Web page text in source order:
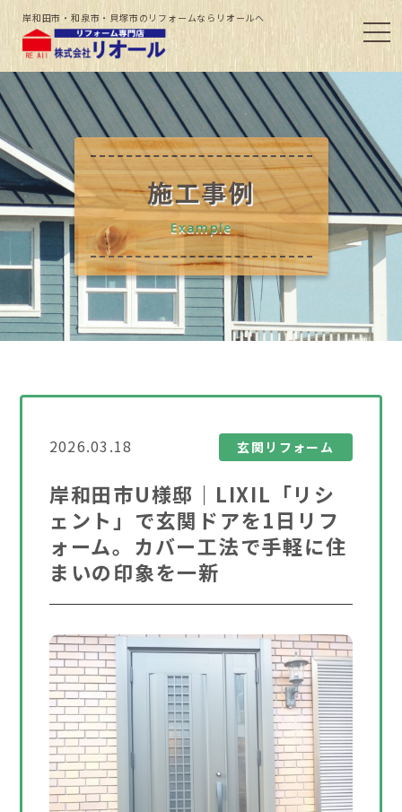
岸和田市・和泉市・貝塚市のリフォームならリオールへ
施工事例
Example
2026.03.18 玄関リフォーム
岸和田市U様邸｜LIXIL「リシ
ェント」で玄関ドアを1日リフ
ォーム。カバー工法で手軽に住
まいの印象を一新